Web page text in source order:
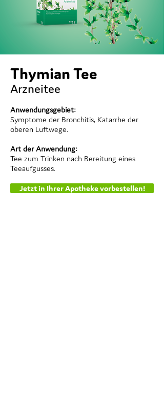
Thymian Tee
Arzneitee
Anwendungsgebiet:
Symptome der Bronchitis, Katarrhe der
oberen Luftwege.
Art der Anwendung:
Tee zum Trinken nach Bereitung eines
Teeaufgusses.
Jetzt in Ihrer Apotheke vorbestellen!